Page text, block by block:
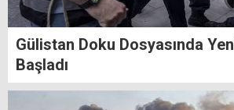
Gülistan Doku Dosyasında
Başladı